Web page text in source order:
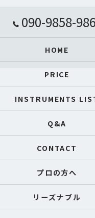
090-9858-
HOME
PRICE
INSTRUMENTS
Q&A
CONTACT
プロの方へ
リーズナブル